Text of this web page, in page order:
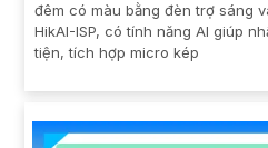
đêm có màu bằng đèn trợ sáng
HikAI-ISP, có tính năng AI giúp
tiện, tích hợp micro kép